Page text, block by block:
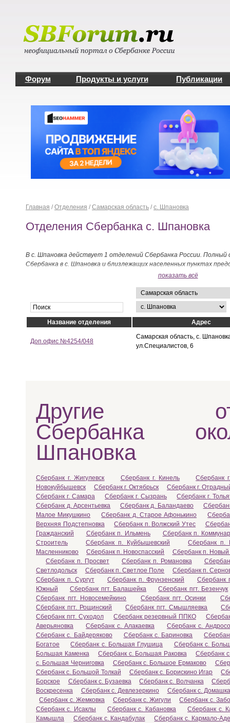
Форум Продукты и услуги Публикации
Главная / Отделения / Самарская область / с. Шпановка
Отделения Сбербанка с. Шпановка
В с. Шпановка действует 1 отделений Сбербанка России. Полный
Сбербанка в с. Шпановка и близлежащих населенных пунктах
показать всё
Название отделения Адрес
Доп.офис №4254/048
Самарская область, с.
ул.Специалистов, 6
Другие
Сбербанка
Шпановка
Сбербанк г. Жигулевск Сбербанк г. Кинель
Сбербанк
Новокуйбышевск
Сбербанк г. Октябрьск
Сбербанк г.
Сбербанк г. Самара
Сбербанк г. Сызрань
Сбербанк г.
Сбербанк д. Арсентьевка
Сбербанк д. Баландаево
Малое Микушкино
Сбербанк д. Старое Афонькино
Верхняя Подстепновка
Сбербанк п. Волжский Утес
Гражданский
Сбербанк п. Ильмень
Сбербанк п.
Строитель
Сбербанк п. Куйбышевский
Сбербанк п.
Масленниково
Сбербанк п. Новоспасский
Сбербанк п. Новый
Сбербанк п. Просвет
Сбербанк п. Романовка
Светлодольск
Сбербанк п. Светлое Поле
Сбербанк п.
Сбербанк п. Сургут
Сбербанк п. Фрунзенский
Сбербанк
Южный
Сбербанк пгт. Балашейка
Сбербанк пгт. Безенчук
Сбербанк пгт. Новосемейкино
Сбербанк пгт. Осинки
Сбербанк пгт. Рощинский
Сбербанк пгт. Смышляевка
Сбербанк пгт. Суходол
Сбербанк резервный ППКО
Аверьяновка
Сбербанк с. Алакаевка
Сбербанк с.
Сбербанк с. Байдеряково
Сбербанк с. Бариновка
Богатое
Сбербанк с. Большая Глушица
Сбербанк с.
Большая Каменка
Сбербанк с. Большая Раковка
Сбербанк
с. Большая Черниговка
Сбербанк с. Большое Ермаково
Сбербанк с. Большой Толкай
Сбербанк с. Борискино Игар
Борское
Сбербанк с. Бузаевка Сбербанк с. Волчанка
Воскресенка
Сбербанк с. Девлезеркино
Сбербанк с. Домашка
Сбербанк с. Жемковка
Сбербанк с. Жигули
Сбербанк с.
Сбербанк с. Исаклы
Сбербанк с. Кабановка
Сбербанк с.
Камышла
Сбербанк с. Кандабулак
Сбербанк с. Кармало-